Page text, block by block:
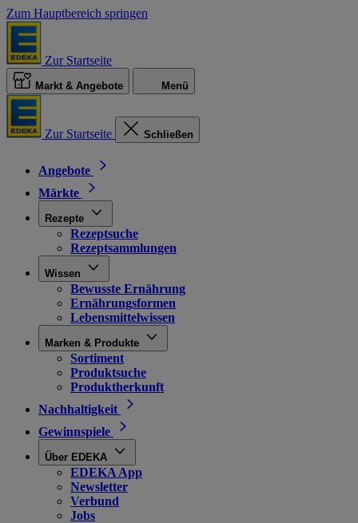
Zum Hauptbereich springen
Zur Startseite
Markt & Angebote Menü
Zur Startseite Schließen
Angebote
Märkte
Rezepte
Rezeptsuche
Rezeptsammlungen
Wissen
Bewusste Ernährung
Ernährungsformen
Lebensmittelwissen
Marken & Produkte
Sortiment
Produktsuche
Produktherkunft
Nachhaltigkeit
Gewinnspiele
Über EDEKA
EDEKA App
Newsletter
Verbund
Jobs